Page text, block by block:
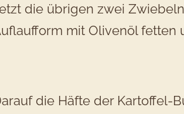
die übrigen zwei
mit Olivenöl fetten
die Häfte der Kartoffel-